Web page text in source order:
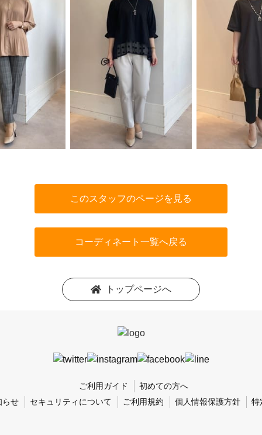
このスタッフのページを見る
コーディネート一覧へ戻る
トップページへ
ご利用ガイド
初めての方へ
らせ
セキュリティについて ご利用規約 個人情報保護方針 特